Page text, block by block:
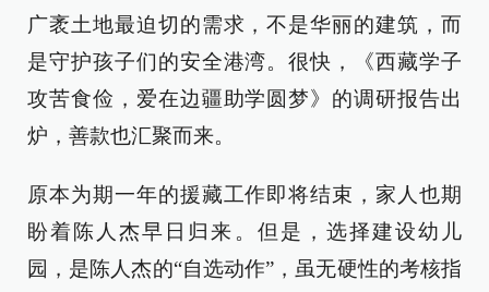
广袤土地最迫切的需求，不是华丽的建筑，而
是守护孩子们的安全港湾。很快，《西藏学子
攻苦食俭，爱在边疆助学圆梦》的调研报告出
炉，善款也汇聚而来。
原本为期一年的援藏工作即将结束，家人也期
盼着陈人杰早日归来。但是，选择建设幼儿
园，是陈人杰的“自选动作”，虽无硬性的考核指